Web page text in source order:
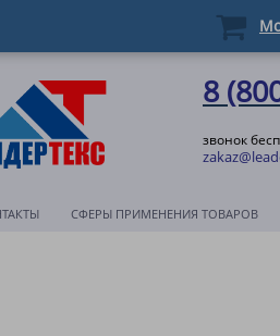
8
звонок
СФЕРЫ ПРИМЕНЕНИЯ ТОВАРОВ